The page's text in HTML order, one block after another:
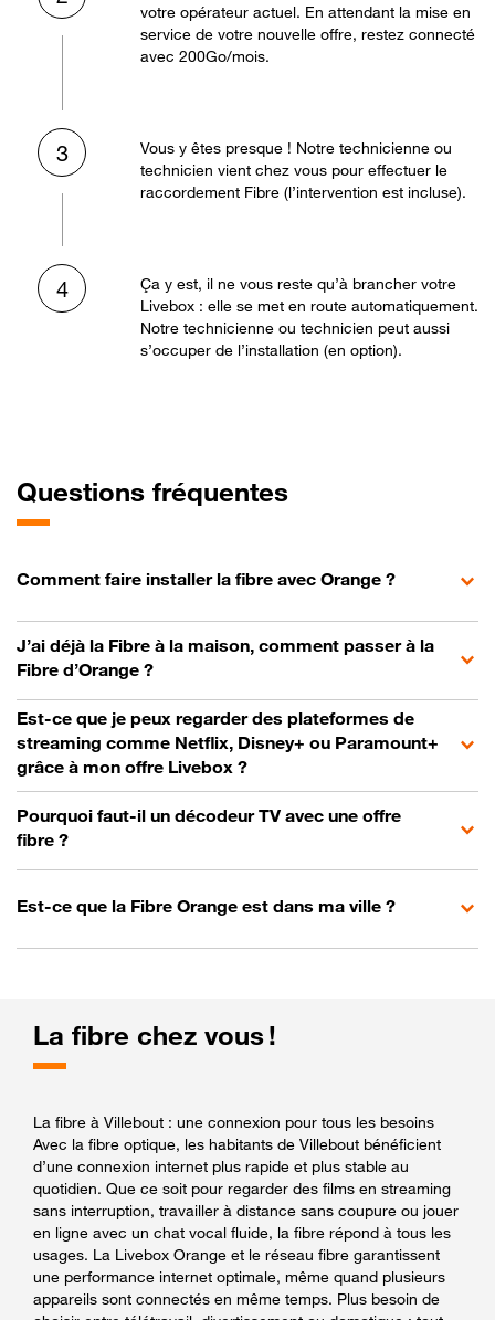
votre opérateur actuel. En attendant la mise en
service de votre nouvelle offre, restez connecté
avec 200Go/mois.
3
Vous y êtes presque ! Notre technicienne ou
technicien vient chez vous pour effectuer le
raccordement Fibre (l’intervention est incluse).
4
Ça y est, il ne vous reste qu’à brancher votre
Livebox : elle se met en route automatiquement.
Notre technicienne ou technicien peut aussi
s’occuper de l’installation (en option).
Questions fréquentes
Comment faire installer la fibre avec Orange ?
J’ai déjà la Fibre à la maison, comment passer à la
Fibre d’Orange ?
Est-ce que je peux regarder des plateformes de
streaming comme Netflix, Disney+ ou Paramount+
grâce à mon offre Livebox ?
Pourquoi faut-il un décodeur TV avec une offre
fibre ?
Est-ce que la Fibre Orange est dans ma ville ?
La fibre chez vous !
La fibre à Villebout : une connexion pour tous les besoins
Avec la fibre optique, les habitants de Villebout bénéficient
d’une connexion internet plus rapide et plus stable au
quotidien. Que ce soit pour regarder des films en streaming
sans interruption, travailler à distance sans coupure ou jouer
en ligne avec un chat vocal fluide, la fibre répond à tous les
usages. La Livebox Orange et le réseau fibre garantissent
une performance internet optimale, même quand plusieurs
appareils sont connectés en même temps. Plus besoin de